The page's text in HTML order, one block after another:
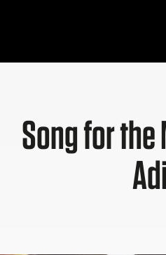
Song for the